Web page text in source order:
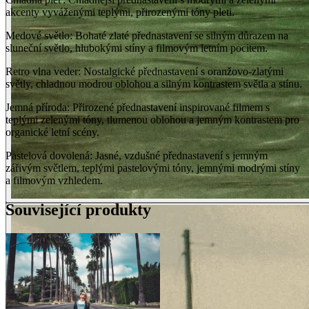
akcenty vyváženými teplými, přirozenými tóny pleti.
Medové světlo: Bohaté zlaté přednastavení se silným důrazem na
sluneční světlo, hlubokými stíny a filmovým letním pocitem.
Retro vlna veder: Nostalgické přednastavení s oranžovo-zlatými
světly, chladnou modrou oblohou a silným kontrastem světla a stínu.
Jemná příroda: Přirozené přednastavení inspirované filmem s
teplými zelenými tóny, tlumenou oblohou a jemným kontrastem pro
organické letní scény.
Pastelová dovolená: Jasné, vzdušné přednastavení s jemným
zářivým světlem, teplými pastelovými tóny, jemnými modrými stíny
a filmovým vzhledem.
Související produkty